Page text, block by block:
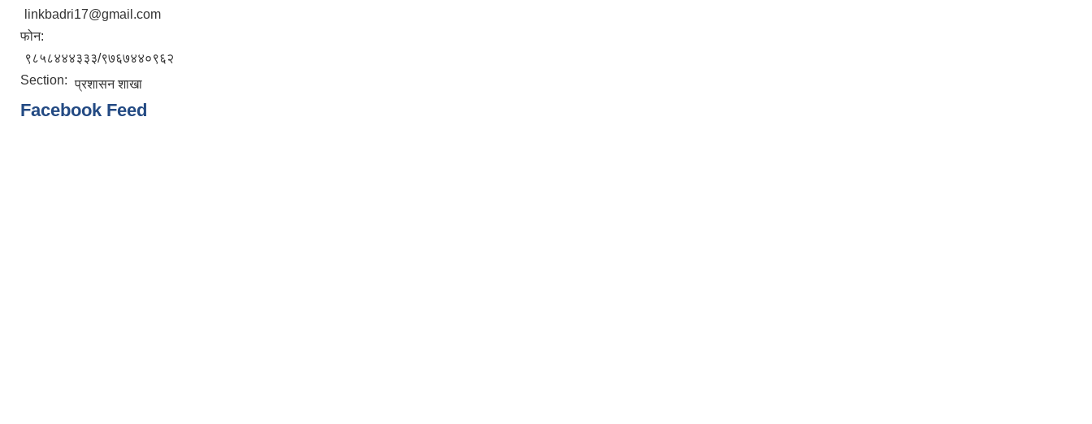
linkbadri17@gmail.com
फोन:
९८५८४४४३३३/९७६७४४०९६२
Section: प्रशासन शाखा
Facebook Feed